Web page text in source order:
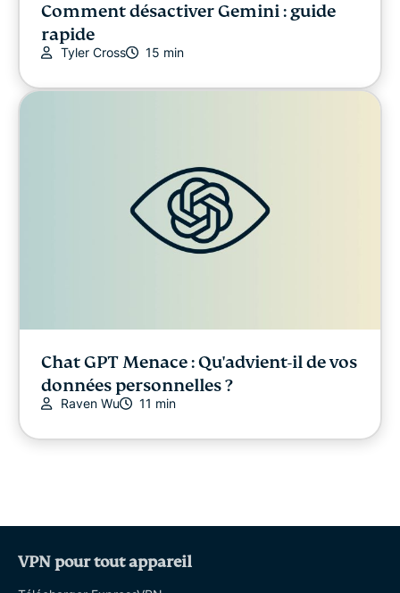
Comment désactiver Gemini : guide
rapide
Tyler Cross 15 min
Chat GPT Menace : Qu'advient-il de vos
données personnelles ?
Raven Wu 11 min
VPN pour tout appareil